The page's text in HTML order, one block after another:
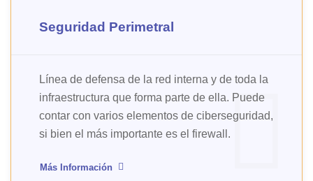
Seguridad Perimetral
Línea de defensa de la red interna y de toda la
infraestructura que forma parte de ella. Puede
contar con varios elementos de ciberseguridad,
si bien el más importante es el firewall.
Más Información